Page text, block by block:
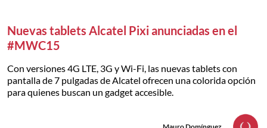
Nuevas tablets Alcatel Pixi anunciadas en el
#MWC15
Con versiones 4G LTE, 3G y Wi-Fi, las nuevas tablets con
pantalla de 7 pulgadas de Alcatel ofrecen una colorida opción
para quienes buscan un gadget accesible.